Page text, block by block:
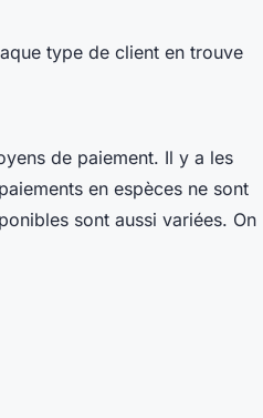
type de client en trouve
de paiement. Il y a les
en espèces ne sont
sont aussi variées. On